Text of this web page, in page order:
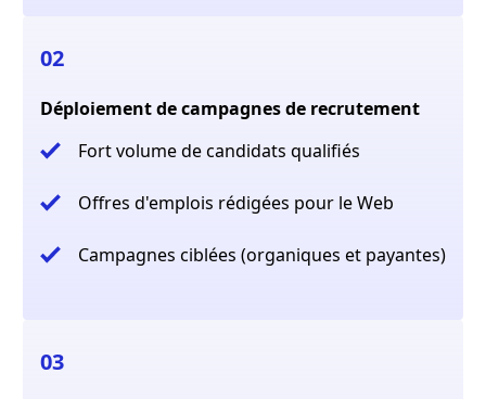
02
Déploiement de campagnes de recrutement
Fort volume de candidats qualifiés
Offres d'emplois rédigées pour le Web
Campagnes ciblées (organiques et payantes)
03